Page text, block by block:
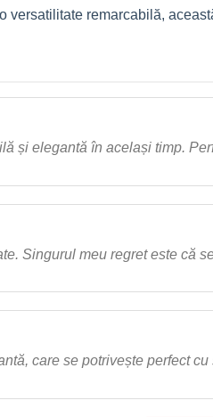
versatilitate remarcabilă,
și elegantă în același timp.
Singurul meu regret este că
care se potrivește perfect